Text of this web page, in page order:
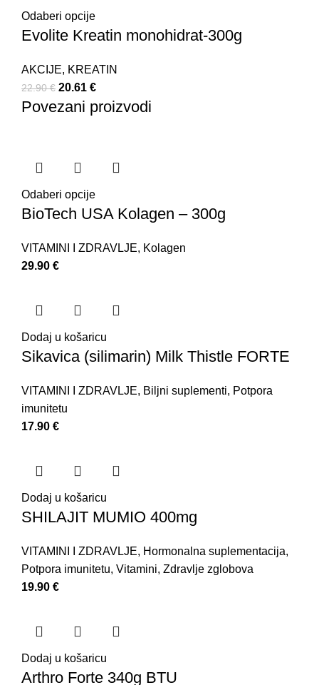
Odaberi opcije
Evolite Kreatin monohidrat-300g
AKCIJE, KREATIN
22.90€ 20.61 €
Povezani proizvodi
Odaberi opcije
BioTech USA Kolagen – 300g
VITAMINI I ZDRAVLJE, Kolagen
29.90 €
Dodaj u košaricu
Sikavica (silimarin) Milk Thistle FORTE
VITAMINI I ZDRAVLJE, Biljni suplementi, Potpora
imunitetu
17.90 €
Dodaj u košaricu
SHILAJIT MUMIO 400mg
VITAMINI I ZDRAVLJE, Hormonalna suplementacija,
Potpora imunitetu, Vitamini, Zdravlje zglobova
19.90 €
Dodaj u košaricu
Arthro Forte 340g BTU